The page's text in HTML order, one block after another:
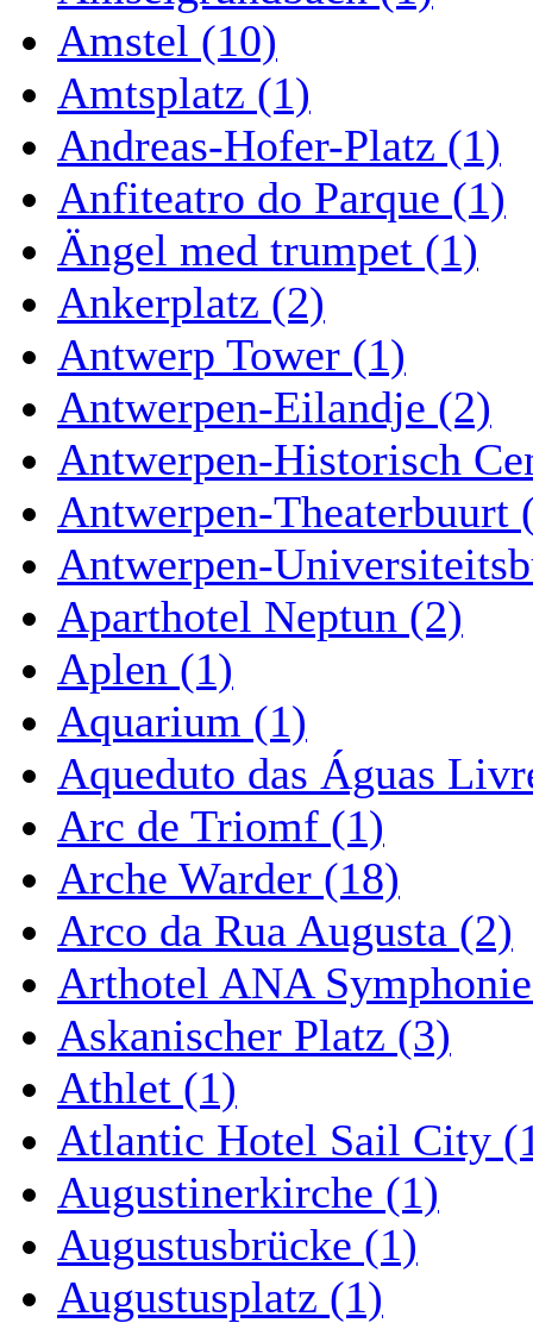
Amstel (10)
Amtsplatz (1)
Andreas-Hofer-Platz (1)
Anfiteatro do Parque (1)
Ängel med trumpet (1)
Ankerplatz (2)
Antwerp Tower (1)
Antwerpen-Eilandje (2)
Antwerpen-Historisch
Antwerpen-Theaterbuurt
Antwerpen-
Aparthotel Neptun (2)
Aplen (1)
Aquarium (1)
Aqueduto das Águas
Arc de Triomf (1)
Arche Warder (18)
Arco da Rua Augusta (2)
Arthotel ANA
Askanischer Platz (3)
Athlet (1)
Atlantic Hotel Sail City
Augustinerkirche (1)
Augustusbrücke (1)
Augustusplatz (1)